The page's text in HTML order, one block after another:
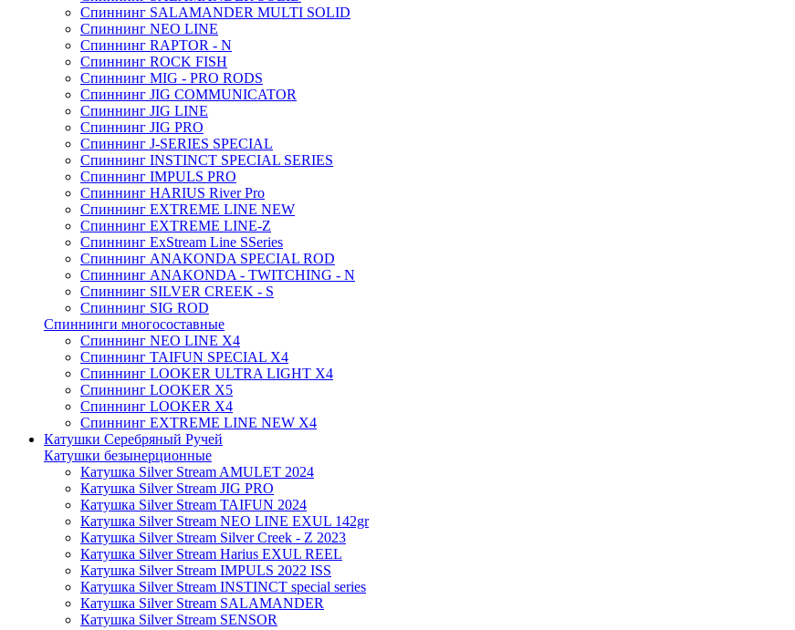
Спиннинг SALAMANDER MULTI SOLID
Спиннинг NEO LINE
Спиннинг RAPTOR - N
Спиннинг ROCK FISH
Спиннинг MIG - PRO RODS
Спиннинг JIG COMMUNICATOR
Спиннинг JIG LINE
Спиннинг JIG PRO
Спиннинг J-SERIES SPECIAL
Спиннинг INSTINCT SPECIAL SERIES
Спиннинг IMPULS PRO
Спиннинг HARIUS River Pro
Спиннинг EXTREME LINE NEW
Спиннинг EXTREME LINE-Z
Спиннинг ExStream Line SSeries
Спиннинг ANAKONDA SPECIAL ROD
Спиннинг ANAKONDA - TWITCHING - N
Спиннинг SILVER CREEK - S
Спиннинг SIG ROD
Спиннинги многосоставные
Спиннинг NEO LINE X4
Спиннинг TAIFUN SPECIAL X4
Спиннинг LOOKER ULTRA LIGHT X4
Спиннинг LOOKER X5
Спиннинг LOOKER X4
Спиннинг EXTREME LINE NEW X4
Катушки Серебряный Ручей
Катушки безынерционные
Катушка Silver Stream AMULET 2024
Катушка Silver Stream JIG PRO
Катушка Silver Stream TAIFUN 2024
Катушка Silver Stream NEO LINE EXUL 142gr
Катушка Silver Stream Silver Creek - Z 2023
Катушка Silver Stream Harius EXUL REEL
Катушка Silver Stream IMPULS 2022 ISS
Катушка Silver Stream INSTINCT special series
Катушка Silver Stream SALAMANDER
Катушка Silver Stream SENSOR